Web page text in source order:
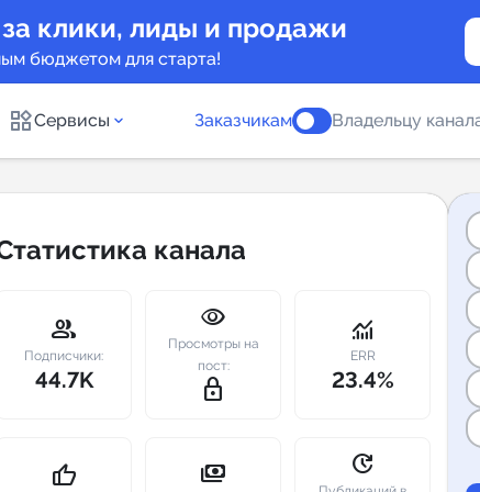
клики, лиды и продажи
бюджетом для старта!
Сервисы
Индекс
Telegram
New
сопровождение
Заказчикам Владельцу
канала
group
Подписчики:
44.7K
visibility
Просмотры на
пост:
lock_outline
monitoring
ERR
23.4%
thumb_up payments update